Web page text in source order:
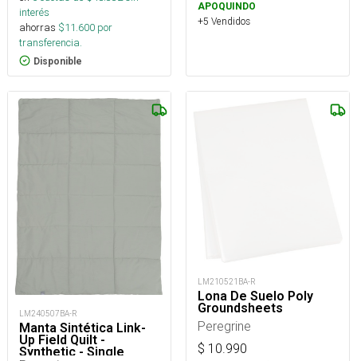
interés
ahorras $11.600 por
transferencia.
Disponible
APOQUINDO
+5 Vendidos
LM240507BA-R
Manta Sintética Link-
Up Field Quilt -
Synthetic - Single
LM210521BA-R
Lona De Suelo Poly
Groundsheets
Peregrine
$ 10.990